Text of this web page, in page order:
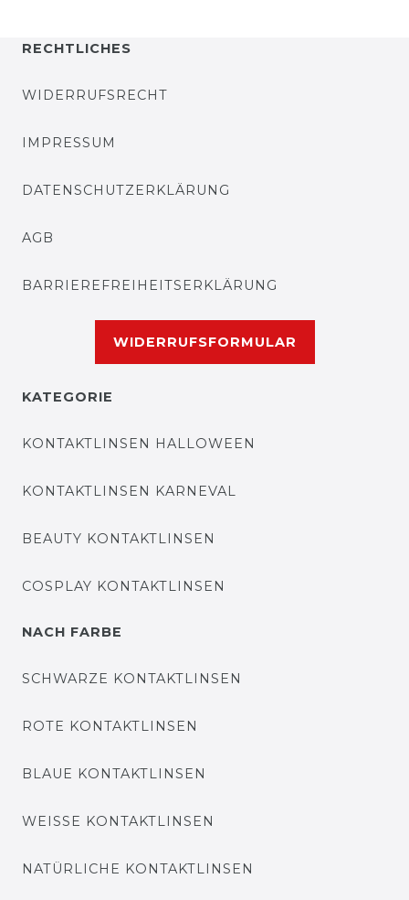
RECHTLICHES
WIDERRUFSRECHT
IMPRESSUM
DATENSCHUTZERKLÄRUNG
AGB
BARRIEREFREIHEITSERKLÄRUNG
WIDERRUFSFORMULAR
KATEGORIE
KONTAKTLINSEN HALLOWEEN
KONTAKTLINSEN KARNEVAL
BEAUTY KONTAKTLINSEN
COSPLAY KONTAKTLINSEN
NACH FARBE
SCHWARZE KONTAKTLINSEN
ROTE KONTAKTLINSEN
BLAUE KONTAKTLINSEN
WEISSE KONTAKTLINSEN
NATÜRLICHE KONTAKTLINSEN